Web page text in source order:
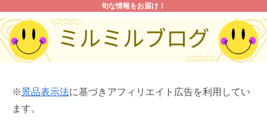
旬な情報をお届け！
※景品表示法に基づきアフィリエイト広告を利用してい
ます。